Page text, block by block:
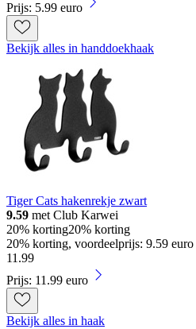
Prijs: 5.99 euro
Bekijk alles in handdoekhaak
Tiger Cats hakenrekje zwart
9.59 met Club Karwei
20% korting20% korting
20% korting, voordeelprijs: 9.59
11 .99
Prijs: 11.99 euro
Bekijk alles in haak